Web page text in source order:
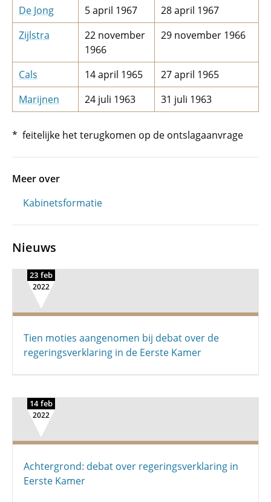
De Jong 5 april 1967
28 april 1967
Zijlstra
22 november
1966
29 november 1966
Cals 14 april 1965
27 april 1965
Marijnen
24 juli 1963 31 juli 1963
* feitelijke het terugkomen op de ontslagaanvrage
Meer over
Kabinetsformatie
Nieuws
23 feb
2022
Tien moties aangenomen bij debat over de
regerings­verklaring in de Eerste Kamer
14 feb
2022
Achtergrond: debat over regeringsverklaring in
Eerste Kamer